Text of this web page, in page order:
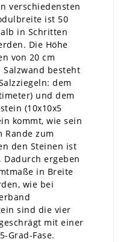
verschiedensten
ist 50
in Schritten
Die Höhe
von 20 cm
Salzwand besteht
dem
und dem
(10x10x5
kommt, wie sein
Rande zum
den Steinen ist
ergeben
in Breite
wie bei
sind die vier
mit einer
Grad-Fase.